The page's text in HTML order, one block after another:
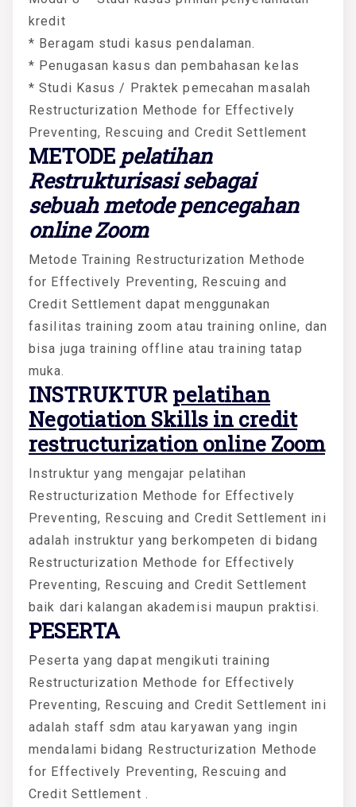
kredit
* Beragam studi kasus pendalaman.
* Penugasan kasus dan pembahasan kelas
* Studi Kasus / Praktek pemecahan masalah
Restructurization Methode for Effectively
Preventing, Rescuing and Credit Settlement
METODE pelatihan
Restrukturisasi sebagai
sebuah metode pencegahan
online Zoom
Metode Training Restructurization Methode
for Effectively Preventing, Rescuing and
Credit Settlement dapat menggunakan
fasilitas training zoom atau training online, dan
bisa juga training offline atau training tatap
muka.
INSTRUKTUR pelatihan
Negotiation Skills in credit
restructurization online Zoom
Instruktur yang mengajar pelatihan
Restructurization Methode for Effectively
Preventing, Rescuing and Credit Settlement ini
adalah instruktur yang berkompeten di bidang
Restructurization Methode for Effectively
Preventing, Rescuing and Credit Settlement
baik dari kalangan akademisi maupun praktisi.
PESERTA
Peserta yang dapat mengikuti training
Restructurization Methode for Effectively
Preventing, Rescuing and Credit Settlement ini
adalah staff sdm atau karyawan yang ingin
mendalami bidang Restructurization Methode
for Effectively Preventing, Rescuing and
Credit Settlement .